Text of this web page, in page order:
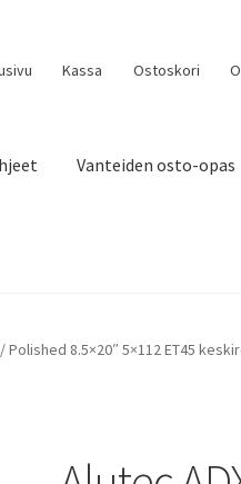
Kassa Ostoskori
Vanteiden osto-opas
Polished 8.5×20″ 5×112 ET45